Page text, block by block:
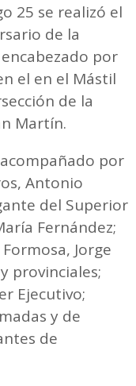
25 se realizó el
de la
por
el en el Mástil
de la
Martín.
por
Antonio
del Superior
Fernández;
Jorge
provinciales;
Ejecutivo;
y de
de